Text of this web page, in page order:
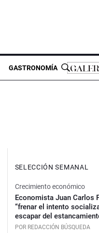
GASTRONOMÍA
SELECCIÓN SEMANAL
Crecimiento económico
Economista Juan Carlos
“frenar el intento
escapar del
POR REDACCIÓN BÚSQUEDA